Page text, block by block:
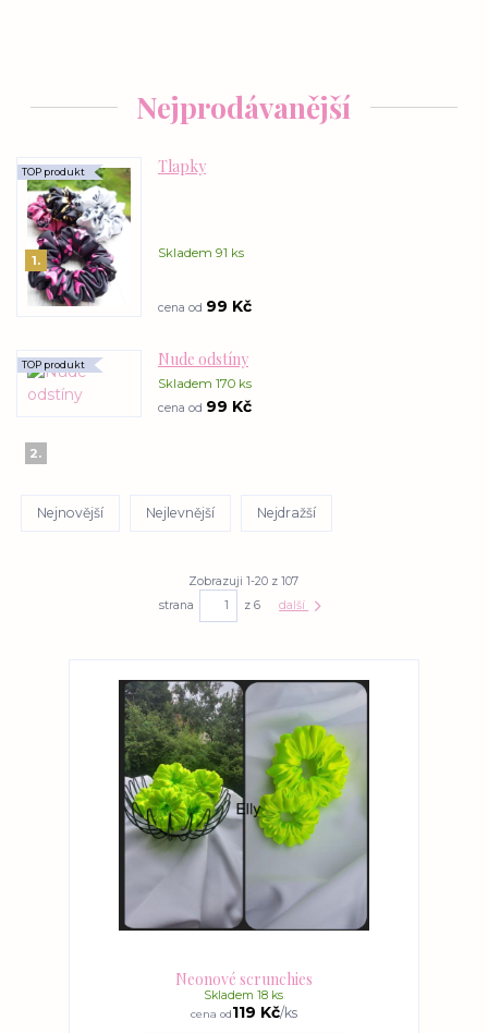
Nejprodávanější
1.
Tlapky
Skladem 91 ks
TOP produkt
cena od 99 Kč
2.
Nude odstíny
Skladem 170 ks
TOP produkt
cena od 99 Kč
Nejnovější Nejlevnější Nejdražší
Zobrazuji 1-20 z 107
strana
z 6 další
Neonové scrunchies
cena od119 Kč/ks
Skladem 18 ks